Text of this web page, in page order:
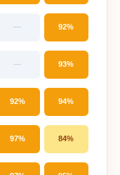
— 92%
— 93%
92% 94%
97% 84%